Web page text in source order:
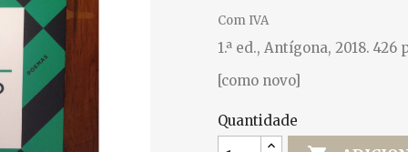
Com IVA
1.ª ed., Antígona, 2018. 426
[como novo]
Quantidade